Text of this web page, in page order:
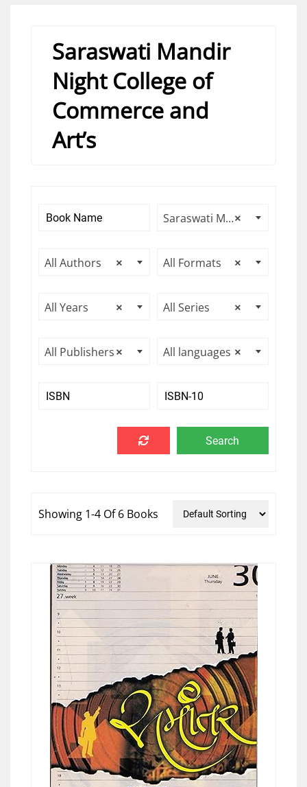
Saraswati Mandir
Night College of
Commerce and
Art’s
×
Saraswati Mandir Night College of Commerce and Art’s
×
All Authors ×
All Formats
×
All Years ×
All Series
×
All Publishers ×
All languages
Showing 1-4 Of 6 Books